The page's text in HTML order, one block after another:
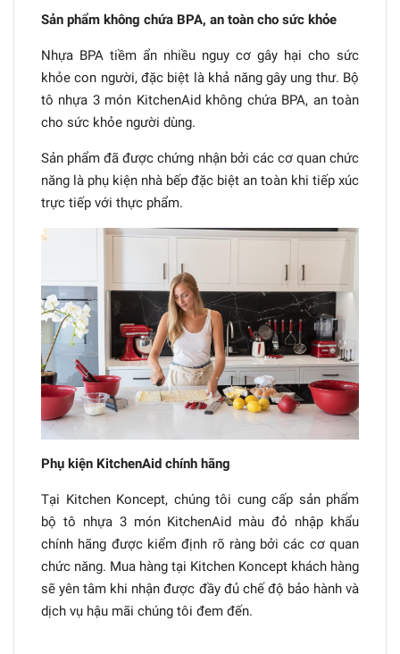
Sản phẩm không chứa BPA, an toàn cho sức khỏe
Nhựa BPA tiềm ẩn nhiều nguy cơ gây hại cho sức
khỏe con người, đặc biệt là khả năng gây ung thư. Bộ
tô nhựa 3 món KitchenAid không chứa BPA, an toàn
cho sức khỏe người dùng.
Sản phẩm đã được chứng nhận bởi các cơ quan chức
năng là phụ kiện nhà bếp đặc biệt an toàn khi tiếp xúc
trực tiếp với thực phẩm.
Phụ kiện KitchenAid chính hãng
Tại Kitchen Koncept, chúng tôi cung cấp sản phẩm
bộ tô nhựa 3 món KitchenAid màu đỏ nhập khẩu
chính hãng được kiểm định rõ ràng bởi các cơ quan
chức năng. Mua hàng tại Kitchen Koncept khách hàng
sẽ yên tâm khi nhận được đầy đủ chế độ bảo hành và
dịch vụ hậu mãi chúng tôi đem đến.